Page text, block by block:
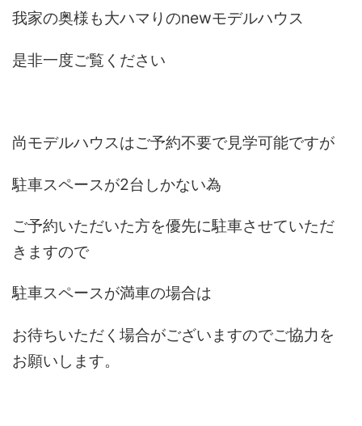
我家の奥様も大ハマりのnewモデルハウス
是非一度ご覧ください
尚モデルハウスはご予約不要で見学可能ですが
駐車スペースが2台しかない為
ご予約いただいた方を優先に駐車させていただ
きますので
駐車スペースが満車の場合は
お待ちいただく場合がございますのでご協力を
お願いします。